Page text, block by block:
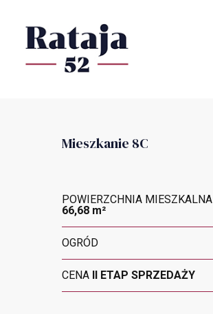
Mieszkanie 8C
POWIERZCHNIA MIESZKALNA
66,68 m²
OGRÓD
CENA II ETAP SPRZEDAŻY